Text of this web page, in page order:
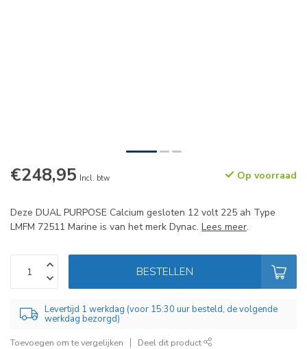
€248,95 Incl. btw Op voorraad
Deze DUAL PURPOSE Calcium gesloten 12 volt 225 ah Type
LMFM 72511 Marine is van het merk Dynac. Lees meer.
BESTELLEN
Levertijd 1 werkdag (voor 15:30 uur besteld, de volgende
werkdag bezorgd)
Toevoegen om te vergelijken Deel dit product